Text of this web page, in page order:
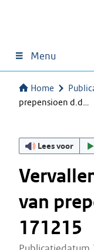
Menu
Home
prepensioen d.d…
Lees voor
van
171215